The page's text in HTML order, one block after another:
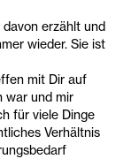
erzählt und
wieder. Sie ist
mit Dir auf
war und mir
für viele Dinge
Verhältnis